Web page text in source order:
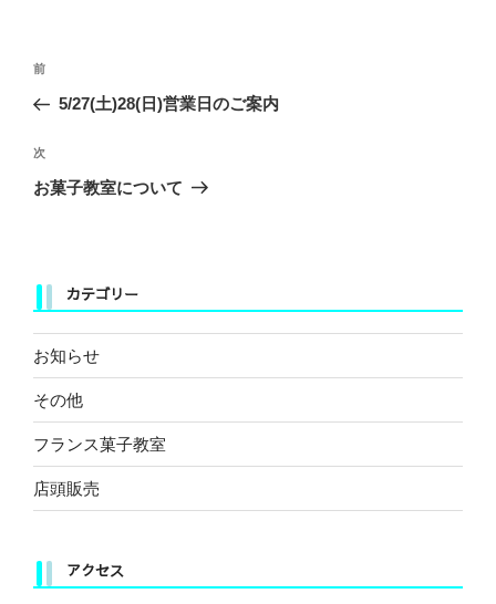
投
ナ
ビ
ゲ
ン
前
の
稿
前
5/27(土)28(日)営業日のご案内
次
の
次
お菓子教室について
カテゴリー
お知らせ
その他
フランス菓子教室
店頭販売
アクセス